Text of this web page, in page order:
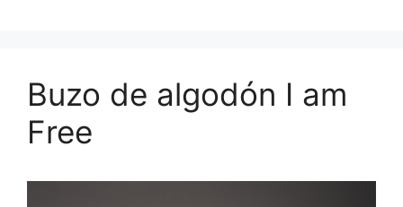
Buzo de algodón I am
Free